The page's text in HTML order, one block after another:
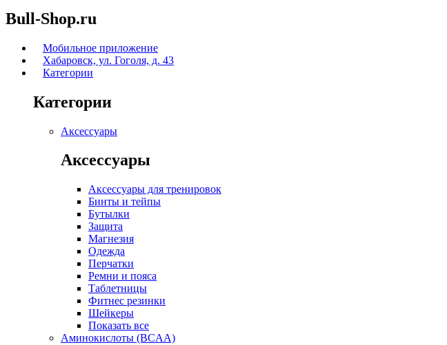
Bull-Shop.ru
Мобильное приложение
Хабаровск, ул. Гоголя, д. 43
Категории
Категории
Аксессуары
Аксессуары
Аксессуары для тренировок
Бинты и тейпы
Бутылки
Защита
Магнезия
Одежда
Перчатки
Ремни и пояса
Таблетницы
Фитнес резинки
Шейкеры
Показать все
Аминокислоты (BCAA)